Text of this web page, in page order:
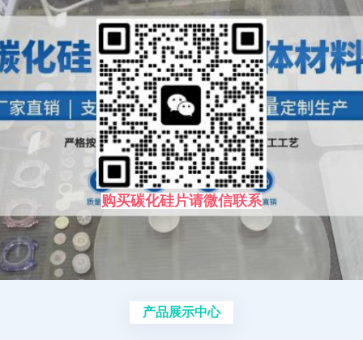
购买碳化硅片请微信联系
产品展示中心